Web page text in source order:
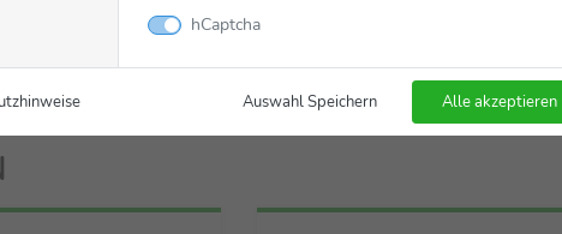
hCaptcha
Auswahl Speichern Alle akzeptieren